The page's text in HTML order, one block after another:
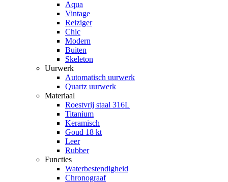
Aqua
Vintage
Reiziger
Chic
Modern
Buiten
Skeleton
Uurwerk
Automatisch uurwerk
Quartz uurwerk
Materiaal
Roestvrij staal 316L
Titanium
Keramisch
Goud 18 kt
Leer
Rubber
Functies
Waterbestendigheid
Chronograaf